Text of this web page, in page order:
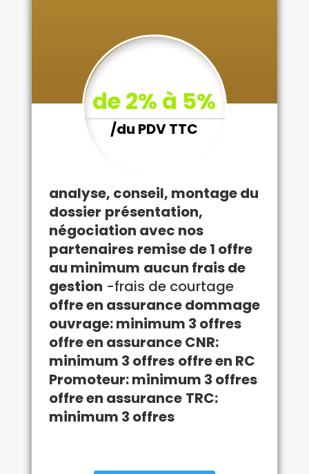
de 2% à 5%
/du PDV TTC
analyse, conseil, montage du
dossier présentation,
négociation avec nos
partenaires remise de 1 offre
au minimum aucun frais de
gestion -frais de courtage
offre en assurance dommage
ouvrage: minimum 3 offres
offre en assurance CNR:
minimum 3 offres offre en RC
Promoteur: minimum 3 offres
offre en assurance TRC:
minimum 3 offres